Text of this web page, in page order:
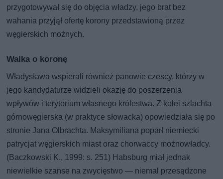
przygotowywał się do objęcia władzy, jego brat bez
wahania przyjął ofertę korony przedstawioną przez
węgierskich możnych.
Walka o koronę
Władysława wspierali również panowie czescy, którzy w
jego kandydaturze widzieli okazję do poszerzenia
wpływów i terytorium własnego królestwa. Z kolei szlachta
górnowęgierska (w praktyce słowacka) opowiedziała się po
stronie Jana Olbrachta. Maksymiliana poparł niemiecki
patrycjat węgierskich miast oraz chorwaccy możnowładcy.
(Baczkowski K., 1999: s. 251) Habsburg miał jednak
niewielkie szanse na zwycięstwo — niemal przesądzone